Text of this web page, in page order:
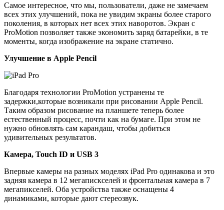
Самое интересное, что мы, пользователи, даже не замечаем
всех этих улучшений, пока не увидим экраны более старого
поколения, в которых нет всех этих наворотов. Экран с
ProMotion позволяет также экономить заряд батарейки, в те
моменты, когда изображение на экране статично.
Улучшение в Apple Pencil
Благодаря технологии ProMotion устранены те
задержки,которые возникали при рисовании Apple Pencil.
Таким образом рисование на планшете теперь более
естественный процесс, почти как на бумаге. При этом не
нужно обновлять сам карандаш, чтобы добиться
удивительных результатов.
Камера, Touch ID и USB 3
Впервые камеры на разных моделях iPad Pro одинакова и это
задняя камера в 12 мегапискселей и фронтальная камера в 7
мегапикселей. Оба устройства также оснащены 4
динамиками, которые дают стереозвук.